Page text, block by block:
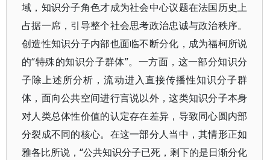
域，知识分子角色才成为社会中心议题在法国历史上
占据一席，引导整个社会思考政治忠诚与政治秩序。
创造性知识分子内部也面临不断分化，成为福柯所说
的“特殊的知识分子群体”。一方面，这一部分知识分
子除上述所分析，流动进入直接传播性知识分子群
体，面向公共空间进行言说以外，这类知识分子本身
对人类总体性价值的认定存在差异，导致同心圆内部
分裂成不同的核心。在这一部分人当中，其情形正如
雅各比所说，“公共知识分子已死，剩下的是日渐分化